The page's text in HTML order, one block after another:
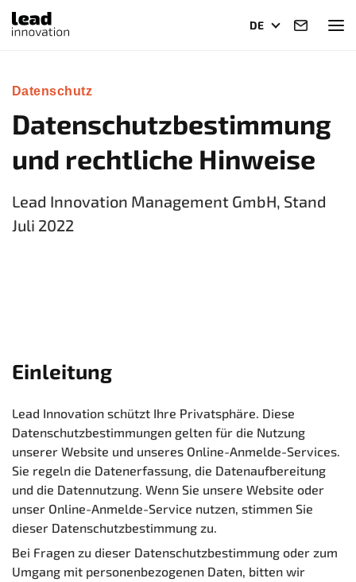
DE
Datenschutz
Datenschutzbestimmung
und rechtliche Hinweise
Lead Innovation Management GmbH, Stand
Juli 2022
Einleitung
Lead Innovation schützt Ihre Privatsphäre. Diese
Datenschutzbestimmungen gelten für die Nutzung
unserer Website und unseres Online-Anmelde-Services.
Sie regeln die Datenerfassung, die Datenaufbereitung
und die Datennutzung. Wenn Sie unsere Website oder
unser Online-Anmelde-Service nutzen, stimmen Sie
dieser Datenschutzbestimmung zu.
Bei Fragen zu dieser Datenschutzbestimmung oder zum
Umgang mit personenbezogenen Daten, bitten wir